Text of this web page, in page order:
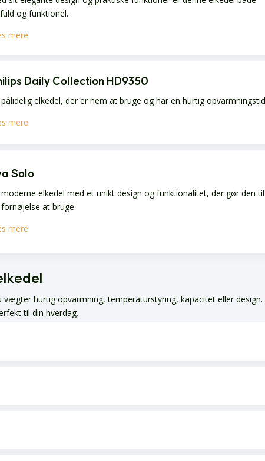
og funktionel.
mere
Daily Collection HD9350
pålidelig elkedel, der er nem at bruge og har en hurtig
mere
Solo
moderne elkedel med et unikt design og funktionalitet, der gør den til
at bruge.
mere
hurtig opvarmning, temperaturstyring, kapacitet eller design.
til din hverdag.